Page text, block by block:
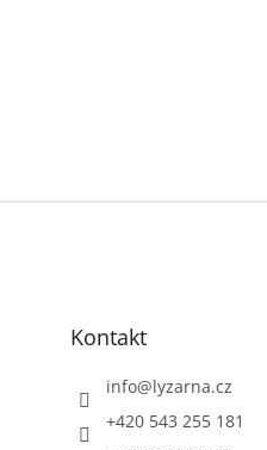
Kontakt
info@lyzarna.cz
+420 543 255 181